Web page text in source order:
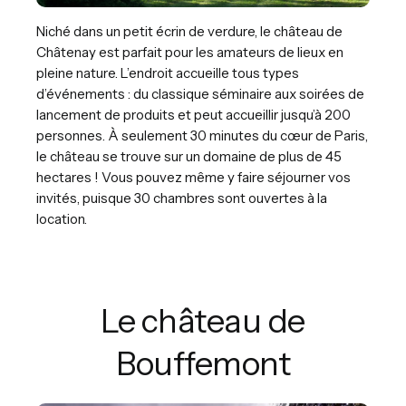
Niché dans un petit écrin de verdure, le château de
Châtenay est parfait pour les amateurs de lieux en
pleine nature. L’endroit accueille tous types
d’événements : du classique séminaire aux soirées de
lancement de produits et peut accueillir jusqu’à 200
personnes. À seulement 30 minutes du cœur de Paris,
le château se trouve sur un domaine de plus de 45
hectares ! Vous pouvez même y faire séjourner vos
invités, puisque 30 chambres sont ouvertes à la
location.
Le château de
Bouffemont